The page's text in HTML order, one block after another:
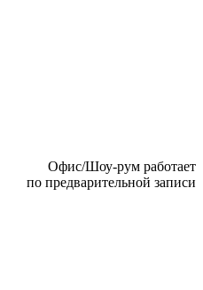
Офис/Шоу-рум работает
по предварительной записи